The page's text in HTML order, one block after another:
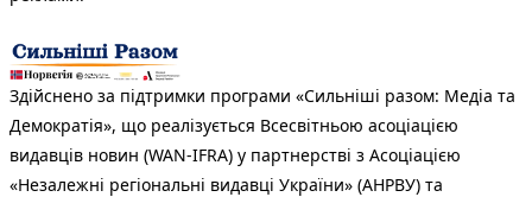
Здійснено за підтримки програми «Сильніші разом: Медіа та
Демократія», що реалізується Всесвітньою асоціацією
видавців новин (WAN-IFRA) у партнерстві з Асоціацією
«Незалежні регіональні видавці України» (АНРВУ) та